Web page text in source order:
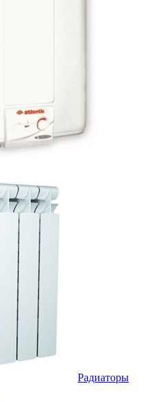
Радиаторы